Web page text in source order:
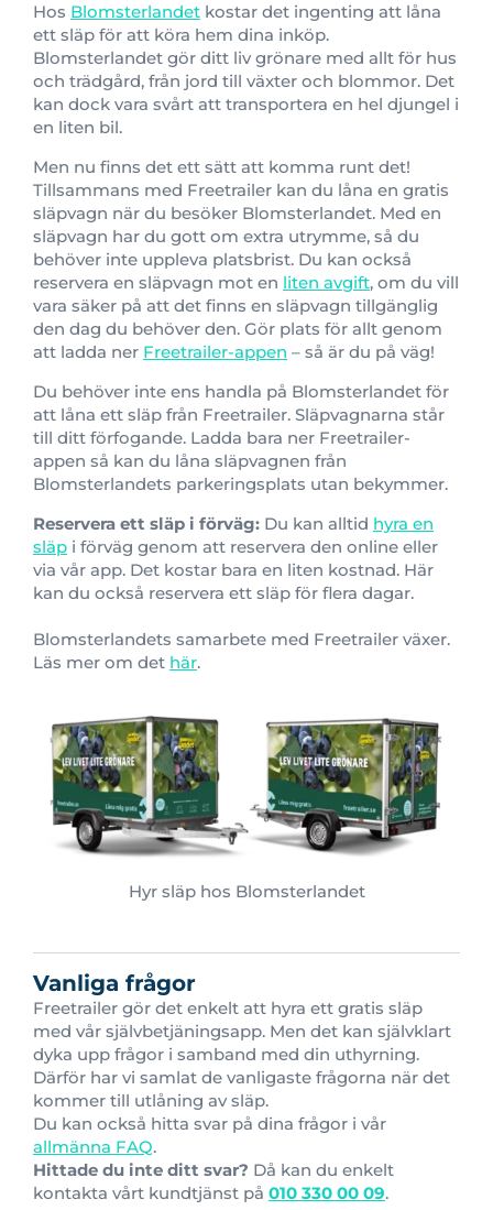
Hos Blomsterlandet kostar det ingenting att låna
ett släp för att köra hem dina inköp.
Blomsterlandet gör ditt liv grönare med allt för hus
och trädgård, från jord till växter och blommor. Det
kan dock vara svårt att transportera en hel djungel i
en liten bil.
Men nu finns det ett sätt att komma runt det!
Tillsammans med Freetrailer kan du låna en gratis
släpvagn när du besöker Blomsterlandet. Med en
släpvagn har du gott om extra utrymme, så du
behöver inte uppleva platsbrist. Du kan också
reservera en släpvagn mot en liten avgift, om du vill
vara säker på att det finns en släpvagn tillgänglig
den dag du behöver den. Gör plats för allt genom
att ladda ner Freetrailer-appen – så är du på väg!
Du behöver inte ens handla på Blomsterlandet för
att låna ett släp från Freetrailer. Släpvagnarna står
till ditt förfogande. Ladda bara ner Freetrailer-
appen så kan du låna släpvagnen från
Blomsterlandets parkeringsplats utan bekymmer.
Reservera ett släp i förväg: Du kan alltid hyra en
släp i förväg genom att reservera den online eller
via vår app. Det kostar bara en liten kostnad. Här
kan du också reservera ett släp för flera dagar.
Blomsterlandets samarbete med Freetrailer växer.
Läs mer om det här.
Hyr släp hos Blomsterlandet
Vanliga frågor
Freetrailer gör det enkelt att hyra ett gratis släp
med vår självbetjäningsapp. Men det kan självklart
dyka upp frågor i samband med din uthyrning.
Därför har vi samlat de vanligaste frågorna när det
kommer till utlåning av släp.
Du kan också hitta svar på dina frågor i vår
allmänna FAQ.
Hittade du inte ditt svar? Då kan du enkelt
kontakta vårt kundtjänst på 010 330 00 09.